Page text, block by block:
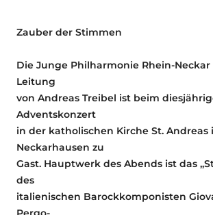
Zauber der Stimmen
Die Junge Philharmonie Rhein-
Leitung
von Andreas Treibel ist beim
Adventskonzert
in der katholischen Kirche St. Andreas
Neckarhausen zu
Gast. Hauptwerk des Abends ist das
des
italienischen Barockkomponisten